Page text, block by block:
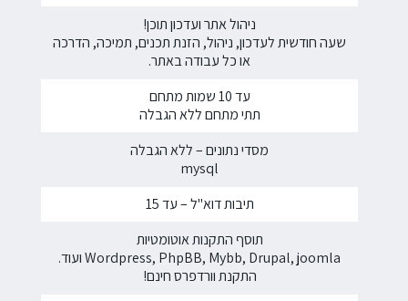
ניהול אתר ועדכון תוכן!
שעה חודשית לעדכון, ניהול, הזנת תכנים, תמיכה, הדרכה
או כל עבודה באתר.
עד 10 שמות מתחם
תתי מתחם ללא הגבלה
מסדי נתונים – ללא הגבלה
mysql
תיבות דוא"ל – עד 15
תוסף התקנות אוטומטיות
Wordpress, PhpBB, Mybb, Drupal, joomla ועוד.
התקנת וורדפרס חינם!